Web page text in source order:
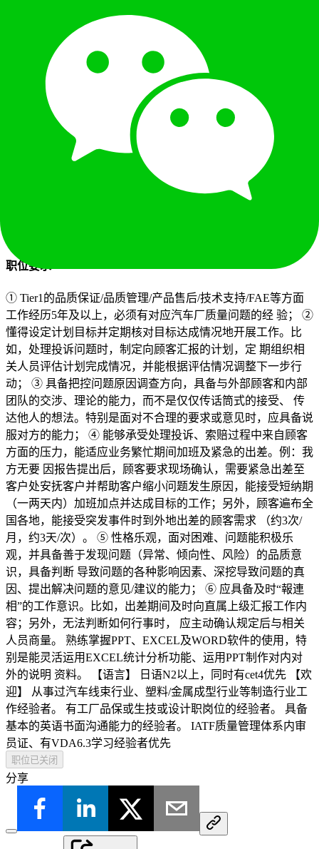
（Tier1）还有需求，前往客户处进行后续的技术支 持服务
（安排第三方跟线、工程确认、设计变更、产品知识共享），
帮助客户缩小不良原因范围。如涉及其它部门 时，将客户需
求联络至相关部门进行对应，课题跟进，并将调查分析的结果
向顾客汇报。 ②作为品质技术支持部门，应对直接来自OEM
主机厂的要求，例如前往客户处进行不良情报的收集，原因调
查、 技术支持、课题跟进、调查报告汇报等。 ③ 对于顾客使
用产品过程中及代理商处理顾客问题过程中碰到的疑问、咨
询，提供售后服务、技术支持； ④ 对顾客新项目品质活动提
供线上及现场指导服务（比如顾客试做期间指导产品使用方法
等）； ⑤ 定期整理、统计品质问题，并制作成品质资料（比
职位要求
① Tier1的品质保证/品质管理/产品售后/技术支持/FAE等方面
工作经历5年及以上，必须有对应汽车厂质量问题的经 验； ②
懂得设定计划目标并定期核对目标达成情况地开展工作。比
如，处理投诉问题时，制定向顾客汇报的计划，定 期组织相
关人员评估计划完成情况，并能根据评估情况调整下一步行
动； ③ 具备把控问题原因调查方向，具备与外部顾客和内部
团队的交涉、理论的能力，而不是仅仅传话筒式的接受、 传
达他人的想法。特别是面对不合理的要求或意见时，应具备说
服对方的能力； ④ 能够承受处理投诉、索赔过程中来自顾客
方面的压力，能适应业务繁忙期间加班及紧急的出差。例：我
方无要 因报告提出后，顾客要求现场确认，需要紧急出差至
客户处安抚客户并帮助客户缩小问题发生原因，能接受短纳期
（一两天内）加班加点并达成目标的工作；另外，顾客遍布全
国各地，能接受突发事件时到外地出差的顾客需求 （约3次/
月，约3天/次）。 ⑤ 性格乐观，面对困难、问题能积极乐
观，并具备善于发现问题（异常、倾向性、风险）的品质意
识，具备判断 导致问题的各种影响因素、深挖导致问题的真
因、提出解决问题的意见/建议的能力； ⑥ 应具备及时“報連
相”的工作意识。比如，出差期间及时向直属上级汇报工作内
容；另外，无法判断如何行事时， 应主动确认规定后与相关
人员商量。 熟练掌握PPT、EXCEL及WORD软件的使用，特
别是能灵活运用EXCEL统计分析功能、运用PPT制作对内对
外的说明 资料。 【语言】 日语N2以上，同时有cet4优先 【欢
迎】 从事过汽车线束行业、塑料/金属成型行业等制造行业工
作经验者。 有工厂品保或生技或设计职岗位的经验者。 具备
基本的英语书面沟通能力的经验者。 IATF质量管理体系内审
员证、有VDA6.3学习经验者优先
职位已关闭
分享